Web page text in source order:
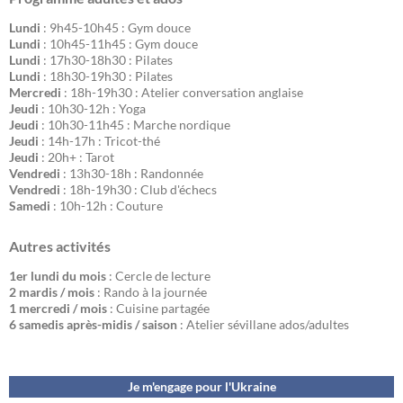
Lundi : 9h45-10h45 : Gym douce
Lundi : 10h45-11h45 : Gym douce
Lundi : 17h30-18h30 : Pilates
Lundi : 18h30-19h30 : Pilates
Mercredi : 18h-19h30 : Atelier conversation anglaise
Jeudi : 10h30-12h : Yoga
Jeudi : 10h30-11h45 : Marche nordique
Jeudi : 14h-17h : Tricot-thé
Jeudi : 20h+ : Tarot
Vendredi : 13h30-18h : Randonnée
Vendredi : 18h-19h30 : Club d'échecs
Samedi : 10h-12h : Couture
Autres activités
1er lundi du mois : Cercle de lecture
2 mardis / mois : Rando à la journée
1 mercredi / mois : Cuisine partagée
6 samedis après-midis / saison : Atelier sévillane ados/adultes
Je m'engage pour l'Ukraine